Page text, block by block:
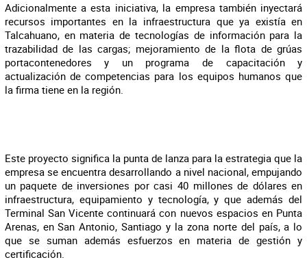
Adicionalmente a esta iniciativa, la empresa también inyectará
recursos importantes en la infraestructura que ya existía en
Talcahuano, en materia de tecnologías de información para la
trazabilidad de las cargas; mejoramiento de la flota de grúas
portacontenedores y un programa de capacitación y
actualización de competencias para los equipos humanos que
la firma tiene en la región.
Este proyecto significa la punta de lanza para la estrategia que la
empresa se encuentra desarrollando a nivel nacional, empujando
un paquete de inversiones por casi 40 millones de dólares en
infraestructura, equipamiento y tecnología, y que además del
Terminal San Vicente continuará con nuevos espacios en Punta
Arenas, en San Antonio, Santiago y la zona norte del país, a lo
que se suman además esfuerzos en materia de gestión y
certificación.